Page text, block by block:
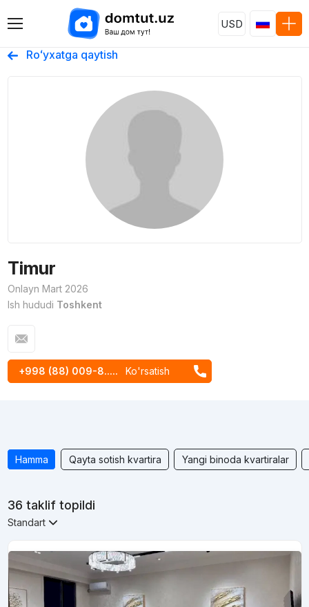
USD
Roʻyxatga qaytish
Timur
Onlayn Mart 2026
Ish hududi Toshkent
+998 (88) 009-8..... Ko'rsatish
Hamma Qayta sotish kvartira Yangi binoda kvartiralar
36 taklif topildi
Standart